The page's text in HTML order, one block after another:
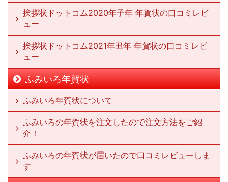
挨拶状ドットコム2020年子年 年賀状の口コミレビ
ュー
挨拶状ドットコム2021年丑年 年賀状の口コミレビ
ュー
ふみいろ年賀状
ふみいろ年賀状について
ふみいろの年賀状を注文したので注文方法をご紹
介！
ふみいろの年賀状が届いたので口コミレビューしま
す